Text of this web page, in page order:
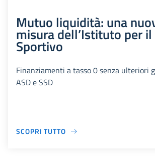
Mutuo liquidità: una
misura dell’Istituto per
Sportivo
Finanziamenti a tasso 0 senza ulteriori
ASD e SSD
SCOPRI TUTTO